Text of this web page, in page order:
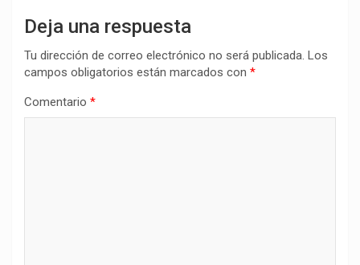
Deja una respuesta
Tu dirección de correo electrónico no será publicada. Los
campos obligatorios están marcados con *
Comentario *